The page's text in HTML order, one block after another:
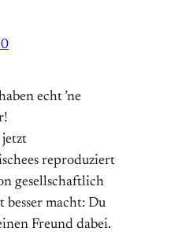
echt ’ne
jetzt
reproduziert
gesellschaftlich
macht: Du
Freund dabei.